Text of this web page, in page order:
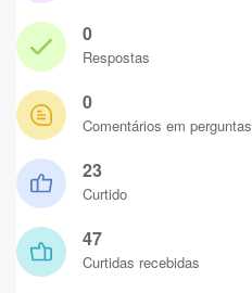
0
Respostas
0
Comentários em perguntas
23
Curtido
47
Curtidas recebidas